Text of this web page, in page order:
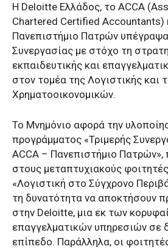
Η Deloitte Ελλάδος, το ACCA
Chartered Certified Accountants)
Πανεπιστήμιο Πατρών
Συνεργασίας με στόχο τη
εκπαιδευτικής και
στον τομέα της Λογιστικής και
Χρηματοοικονομικών.
Το Μνημόνιο αφορά την
προγράμματος «Τριμερής
ACCA – Πανεπιστήμιο
στους μεταπτυχιακούς
«Λογιστική στο Σύγχρονο
τη δυνατότητα να αποκτήσουν
στην Deloitte, μια εκ των
επαγγελματικών υπηρεσιών σε
επίπεδο. Παράλληλα, οι